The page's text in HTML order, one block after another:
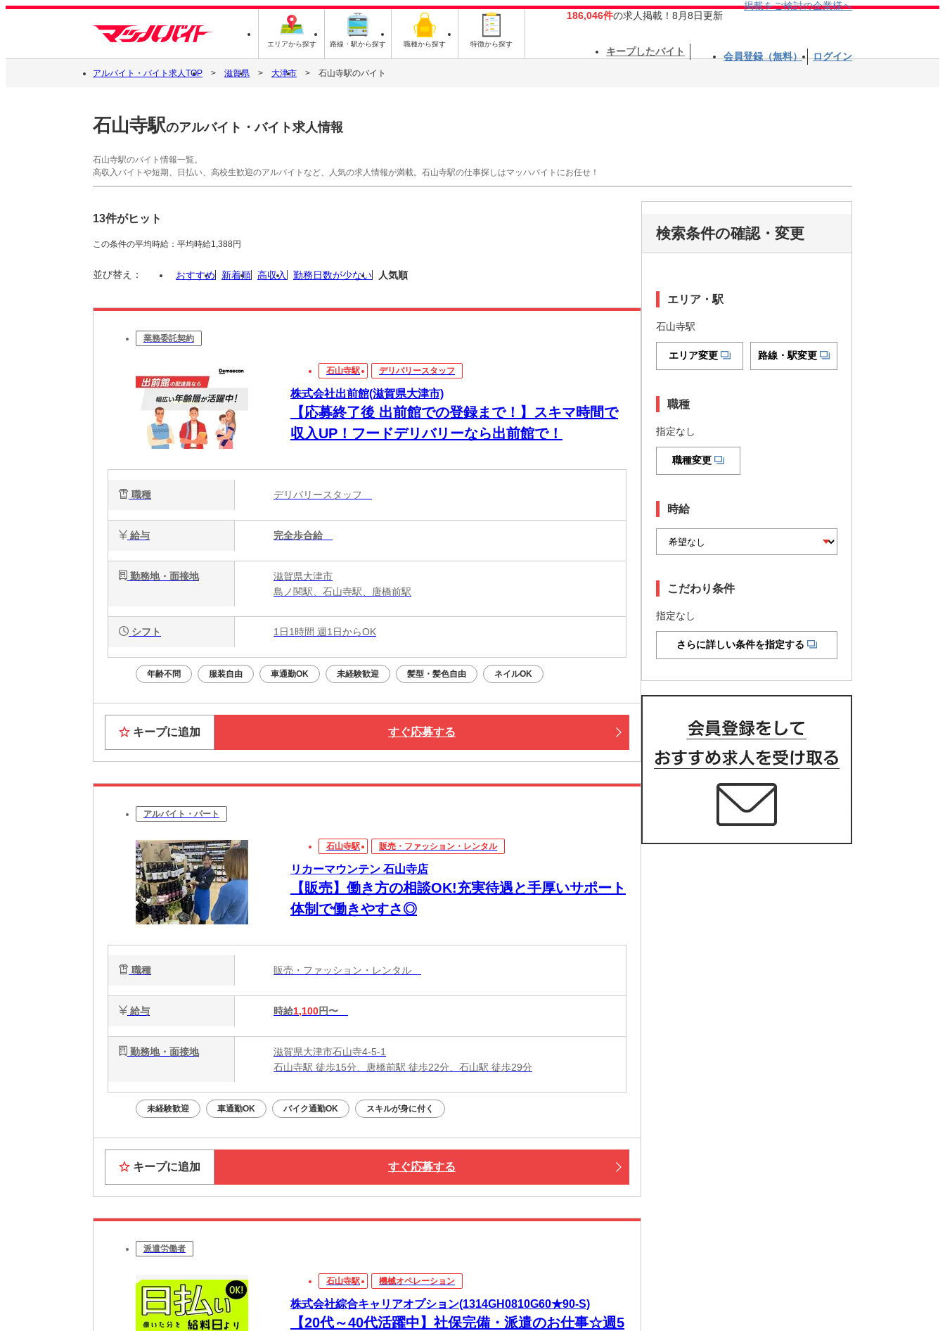
エリアから探す 路線・駅から探す 職種から探す 特徴から探す
186,046件の求人掲載！8月8日更新
掲載をご検討の企業様へ
キープしたバイト 会員登録（無料） ログイン
アルバイト・バイト求人TOP 滋賀県 大津市 石山寺駅のバイト
石山寺駅のアルバイト・バイト求人情報
石山寺駅のバイト情報一覧。
高収入バイトや短期、日払い、高校生歓迎のアルバイトなど、人気の求人情報が満載。石山寺駅の仕事探しはマッハバイトにお任せ！
13件がヒット
この条件の平均時給：平均時給1,388円
並び替え： おすすめ 新着順 高収入 勤務日数が少ない 人気順
業務委託契約
石山寺駅 デリバリースタッフ
株式会社出前館(滋賀県大津市)
【応募終了後 出前館での登録まで！】スキマ時間で
収入UP！フードデリバリーなら出前館で！
職種 デリバリースタッフ
給与 完全歩合給
勤務地・面接地
滋賀県大津市
島ノ関駅、石山寺駅、唐橋前駅
シフト 1日1時間 週1日からOK
年齢不問 服装自由 車通勤OK 未経験歓迎 髪型・髪色自由 ネイルOK
キープに追加 すぐ応募する
アルバイト・パート
石山寺駅 販売・ファッション・レンタル
リカーマウンテン 石山寺店
【販売】働き方の相談OK!充実待遇と手厚いサポート
体制で働きやすさ◎
職種 販売・ファッション・レンタル
給与 時給1,100円〜
勤務地・面接地
滋賀県大津市石山寺4-5-1
石山寺駅 徒歩15分、唐橋前駅 徒歩22分、石山駅 徒歩29分
未経験歓迎 車通勤OK バイク通勤OK スキルが身に付く
キープに追加 すぐ応募する
派遣労働者
石山寺駅 機械オペレーション
株式会社綜合キャリアオプション(1314GH0810G60★90-S)
【20代～40代活躍中】社保完備・派遣のお仕事☆週5
検索条件の確認・変更
エリア・駅
石山寺駅
エリア変更 路線・駅変更
職種
指定なし
職種変更
時給
こだわり条件
指定なし
さらに詳しい条件を指定する